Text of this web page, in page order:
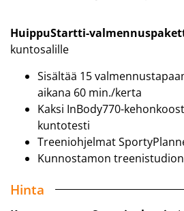
HuippuStartti-
kuntosalille
Sisältää 15
aikana 60 min./kerta
Kaksi InBody770-
kuntotesti
Treeniohjelmat
Kunnostamon
Hinta